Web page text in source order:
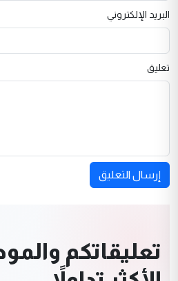
البريد الإلكتروني
تعليق
إرسال التعليق
تعليقاتكم